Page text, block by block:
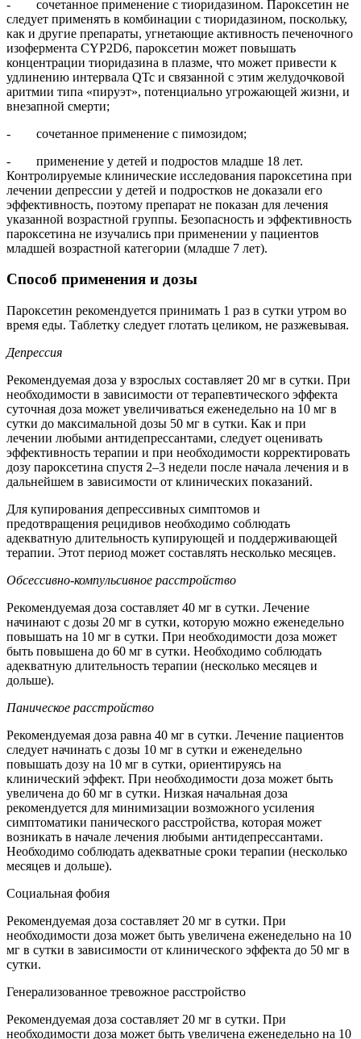
- сочетанное применение с тиоридазином. Пароксетин не
следует применять в комбинации с тиоридазином, поскольку,
как и другие препараты, угнетающие активность печеночного
изофермента CYP2D6, пароксетин может повышать
концентрации тиоридазина в плазме, что может привести к
удлинению интервала QTc и связанной с этим желудочковой
аритмии типа «пируэт», потенциально угрожающей жизни, и
внезапной смерти;
- сочетанное применение с пимозидом;
- применение у детей и подростов младше 18 лет.
Контролируемые клинические исследования пароксетина при
лечении депрессии у детей и подростков не доказали его
эффективность, поэтому препарат не показан для лечения
указанной возрастной группы. Безопасность и эффективность
пароксетина не изучались при применении у пациентов
младшей возрастной категории (младше 7 лет).
Способ применения и дозы
Пароксетин рекомендуется принимать 1 раз в сутки утром во
время еды. Таблетку следует глотать целиком, не разжевывая.
Депрессия
Рекомендуемая доза у взрослых составляет 20 мг в сутки. При
необходимости в зависимости от терапевтического эффекта
суточная доза может увеличиваться еженедельно на 10 мг в
сутки до максимальной дозы 50 мг в сутки. Как и при
лечении любыми антидепрессантами, следует оценивать
эффективность терапии и при необходимости корректировать
дозу пароксетина спустя 2–3 недели после начала лечения и в
дальнейшем в зависимости от клинических показаний.
Для купирования депрессивных симптомов и
предотвращения рецидивов необходимо соблюдать
адекватную длительность купирующей и поддерживающей
терапии. Этот период может составлять несколько месяцев.
Обсессивно-компульсивное расстройство
Рекомендуемая доза составляет 40 мг в сутки. Лечение
начинают с дозы 20 мг в сутки, которую можно еженедельно
повышать на 10 мг в сутки. При необходимости доза может
быть повышена до 60 мг в сутки. Необходимо соблюдать
адекватную длительность терапии (несколько месяцев и
дольше).
Паническое расстройство
Рекомендуемая доза равна 40 мг в сутки. Лечение пациентов
следует начинать с дозы 10 мг в сутки и еженедельно
повышать дозу на 10 мг в сутки, ориентируясь на
клинический эффект. При необходимости доза может быть
увеличена до 60 мг в сутки. Низкая начальная доза
рекомендуется для минимизации возможного усиления
симптоматики панического расстройства, которая может
возникать в начале лечения любыми антидепрессантами.
Необходимо соблюдать адекватные сроки терапии (несколько
месяцев и дольше).
Социальная фобия
Рекомендуемая доза составляет 20 мг в сутки. При
необходимости доза может быть увеличена еженедельно на 10
мг в сутки в зависимости от клинического эффекта до 50 мг в
сутки.
Генерализованное тревожное расстройство
Рекомендуемая доза составляет 20 мг в сутки. При
необходимости доза может быть увеличена еженедельно на 10